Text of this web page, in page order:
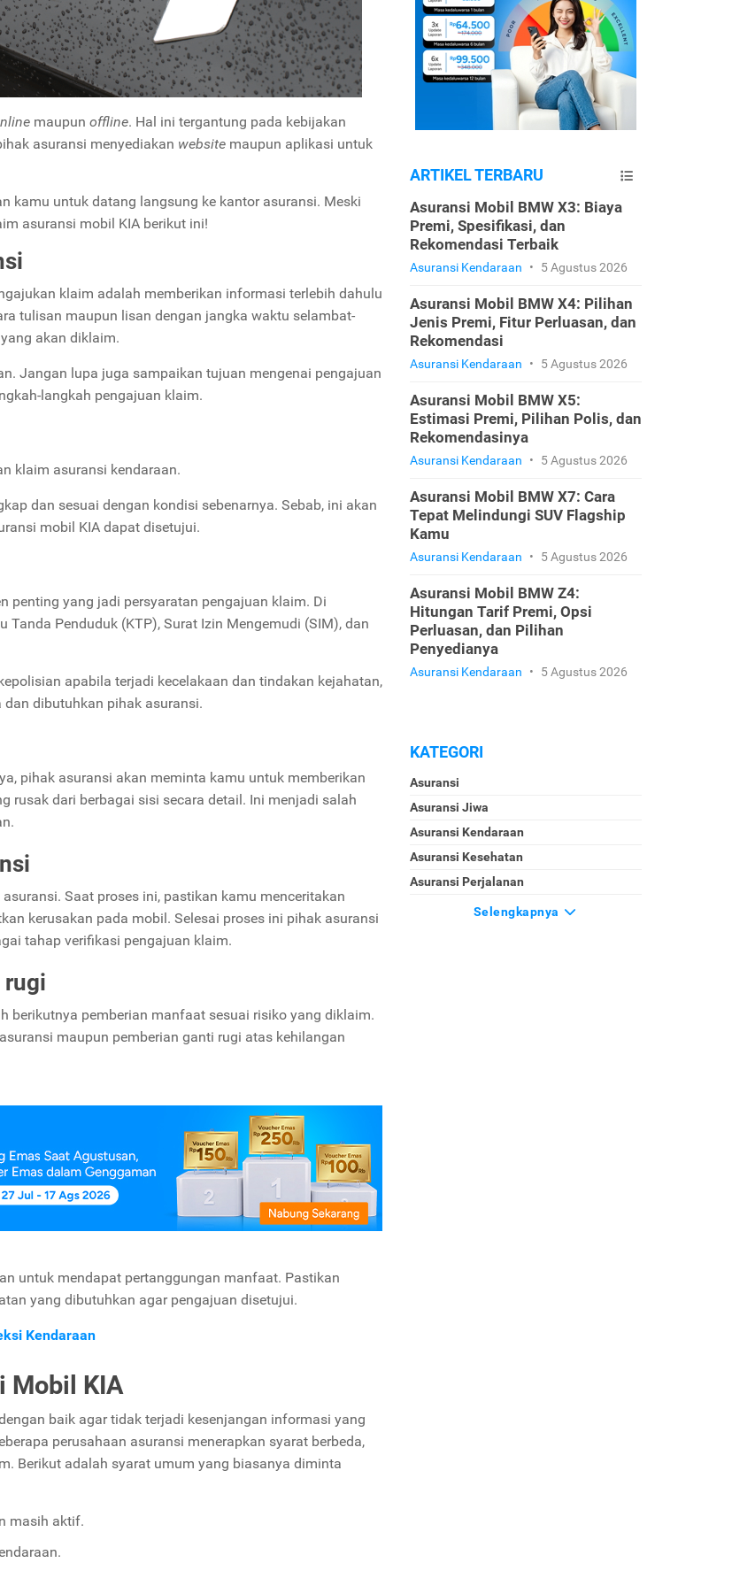
maupun offline. Hal ini tergantung pada kebijakan
asuransi menyediakan website maupun aplikasi untuk
kamu untuk datang langsung ke kantor asuransi. Meski
asuransi mobil KIA berikut ini!
klaim adalah memberikan informasi terlebih dahulu
tulisan maupun lisan dengan jangka waktu selambat-
akan diklaim.
Jangan lupa juga sampaikan tujuan mengenai pengajuan
langkah pengajuan klaim.
klaim asuransi kendaraan.
dan sesuai dengan kondisi sebenarnya. Sebab, ini akan
mobil KIA dapat disetujui.
penting yang jadi persyaratan pengajuan klaim. Di
Penduduk (KTP), Surat Izin Mengemudi (SIM), dan
apabila terjadi kecelakaan dan tindakan kejahatan,
dibutuhkan pihak asuransi.
pihak asuransi akan meminta kamu untuk memberikan
rusak dari berbagai sisi secara detail. Ini menjadi salah
Saat proses ini, pastikan kamu menceritakan
kerusakan pada mobil. Selesai proses ini pihak asuransi
tahap verifikasi pengajuan klaim.
rugi
berikutnya pemberian manfaat sesuai risiko yang diklaim.
maupun pemberian ganti rugi atas kehilangan
untuk mendapat pertanggungan manfaat. Pastikan
yang dibutuhkan agar pengajuan disetujui.
Kendaraan
Mobil KIA
baik agar tidak terjadi kesenjangan informasi yang
perusahaan asuransi menerapkan syarat berbeda,
Berikut adalah syarat umum yang biasanya diminta
masih aktif.
ARTIKEL TERBARU
Asuransi Mobil BMW X3: Biaya
Premi, Spesifikasi, dan
Rekomendasi Terbaik
Asuransi Kendaraan • 5 Agustus 2026
Asuransi Mobil BMW X4: Pilihan
Jenis Premi, Fitur Perluasan, dan
Rekomendasi
Asuransi Kendaraan • 5 Agustus 2026
Asuransi Mobil BMW X5:
Estimasi Premi, Pilihan Polis, dan
Rekomendasinya
Asuransi Kendaraan • 5 Agustus 2026
Asuransi Mobil BMW X7: Cara
Tepat Melindungi SUV Flagship
Kamu
Asuransi Kendaraan • 5 Agustus 2026
Asuransi Mobil BMW Z4:
Hitungan Tarif Premi, Opsi
Perluasan, dan Pilihan
Penyedianya
Asuransi Kendaraan • 5 Agustus 2026
KATEGORI
Asuransi
Asuransi Jiwa
Asuransi Kendaraan
Asuransi Kesehatan
Asuransi Perjalanan
Selengkapnya